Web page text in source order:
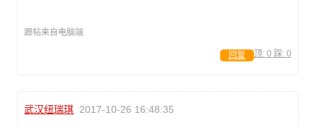
跟帖来自电脑端
顶: 0 踩: 0
回复
武汉纽瑞琪 2017-10-26 16:48:35